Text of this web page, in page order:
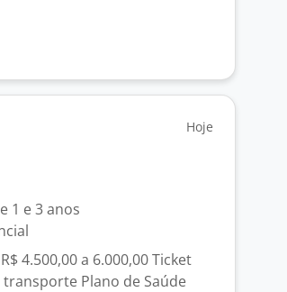
Hoje
1 e 3 anos
4.500,00 a 6.000,00 Ticket
Plano de Saúde